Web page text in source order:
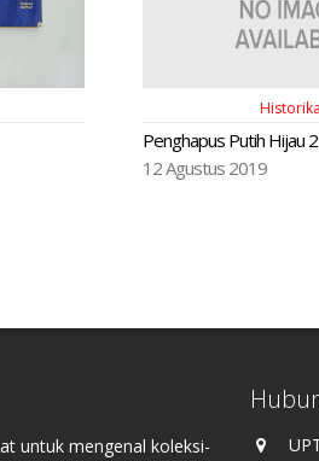
Historika
Penghapus Putih Hijau 2
12 Agustus 2019
untuk mengenal koleksi-